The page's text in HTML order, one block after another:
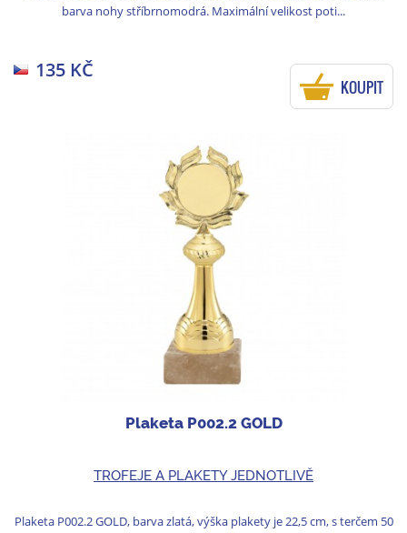
barva nohy stříbrnomodrá. Maximální velikost poti...
135 KČ
KOUPIT
Plaketa P002.2 GOLD
TROFEJE A PLAKETY JEDNOTLIVĚ
Plaketa P002.2 GOLD, barva zlatá, výška plakety je 22,5 cm, s terčem 50